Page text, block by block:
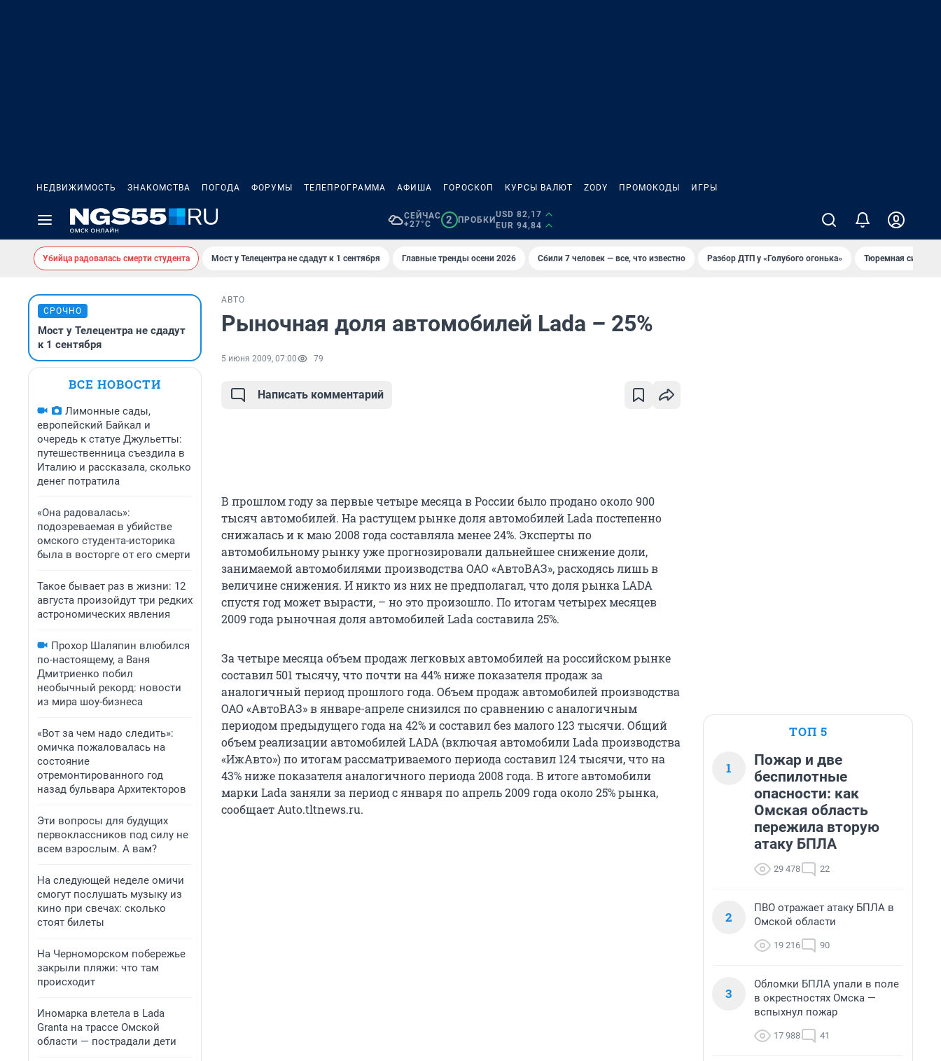
НЕДВИЖИМОСТЬ ЗНАКОМСТВА ПОГОДА ФОРУМЫ ТЕЛЕПРОГРАММА АФИША ГОРОСКОП КУРСЫ ВАЛЮТ ZODY ПРОМОКОДЫ ИГРЫ
СЕЙЧАС
+27°C
2 ПРОБКИ
USD 82,17
EUR 94,84
Убийца радовалась смерти студента Мост у Телецентра не сдадут к 1 сентября Главные тренды осени 2026 Сбили 7 человек — все, что известно Разбор ДТП у «Голубого огонька» Тюремная
СРОЧНО
Мост у Телецентра не сдадут
к 1 сентября
ВСЕ НОВОСТИ
Лимонные сады,
европейский Байкал и
очередь к статуе Джульетты:
путешественница съездила в
Италию и рассказала, сколько
денег потратила
«Она радовалась»:
подозреваемая в убийстве
омского студента-историка
была в восторге от его смерти
Такое бывает раз в жизни: 12
августа произойдут три редких
астрономических явления
Прохор Шаляпин влюбился
по-настоящему, а Ваня
Дмитриенко побил
необычный рекорд: новости
из мира шоу-бизнеса
«Вот за чем надо следить»:
омичка пожаловалась на
состояние
отремонтированного год
назад бульвара Архитекторов
Эти вопросы для будущих
первоклассников под силу не
всем взрослым. А вам?
На следующей неделе омичи
смогут послушать музыку из
кино при свечах: сколько
стоят билеты
На Черноморском побережье
закрыли пляжи: что там
происходит
Иномарка влетела в Lada
Granta на трассе Омской
области — пострадали дети
АВТО
Рыночная доля автомобилей Lada – 25%
5 июня 2009, 07:00 79
Написать комментарий
В прошлом году за первые четыре месяца в России было продано около 900
тысяч автомобилей. На растущем рынке доля автомобилей Lada постепенно
снижалась и к маю 2008 года составляла менее 24%. Эксперты по
автомобильному рынку уже прогнозировали дальнейшее снижение доли,
занимаемой автомобилями производства ОАО «АвтоВАЗ», расходясь лишь в
величине снижения. И никто из них не предполагал, что доля рынка LADA
спустя год может вырасти, – но это произошло. По итогам четырех месяцев
2009 года рыночная доля автомобилей Lada составила 25%.
За четыре месяца объем продаж легковых автомобилей на российском рынке
составил 501 тысячу, что почти на 44% ниже показателя продаж за
аналогичный период прошлого года. Объем продаж автомобилей производства
ОАО «АвтоВАЗ» в январе-апреле снизился по сравнению с аналогичным
периодом предыдущего года на 42% и составил без малого 123 тысячи. Общий
объем реализации автомобилей LADA (включая автомобили Lada производства
«ИжАвто») по итогам рассматриваемого периода составил 124 тысячи, что на
43% ниже показателя аналогичного периода 2008 года. В итоге автомобили
марки Lada заняли за период с января по апрель 2009 года около 25% рынка,
сообщает Auto.tltnews.ru.
ТОП 5
1
Пожар и две
беспилотные
опасности: как
Омская область
пережила вторую
атаку БПЛА
29 478 22
2
ПВО отражает атаку БПЛА в
Омской области
19 216 90
3
Обломки БПЛА упали в поле
в окрестностях Омска —
вспыхнул пожар
17 988 41